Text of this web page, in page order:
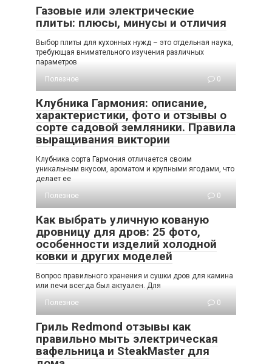
Газовые или электрические
плиты: плюсы, минусы и отличия
Выбор плиты для кухонных нужд – это отдельная наука,
требующая внимательного изучения различных
параметров
Полезное
0
Клубника Гармония: описание,
характеристики, фото и отзывы о
сорте садовой земляники. Правила
выращивания виктории
Клубника сорта Гармония отличается своим
уникальным вкусом, ароматом и крупными ягодами, что
делает ее
Полезное
0
Как выбрать уличную кованую
дровницу для дров: 25 фото,
особенности изделий холодной
ковки и других моделей
Вопрос правильного хранения и сушки дров для камина
или печи всегда был актуален. Для
Полезное
0
Гриль Redmond отзывы как
правильно мыть электрическая
вафельница и SteakMaster для